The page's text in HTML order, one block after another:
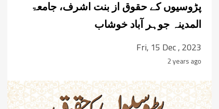
پڑوسیوں کے حقوق از بنت اشرف، جامعۃ
المدینہ جوہر آباد خوشاب
Fri, 15 Dec , 2023
2 years ago